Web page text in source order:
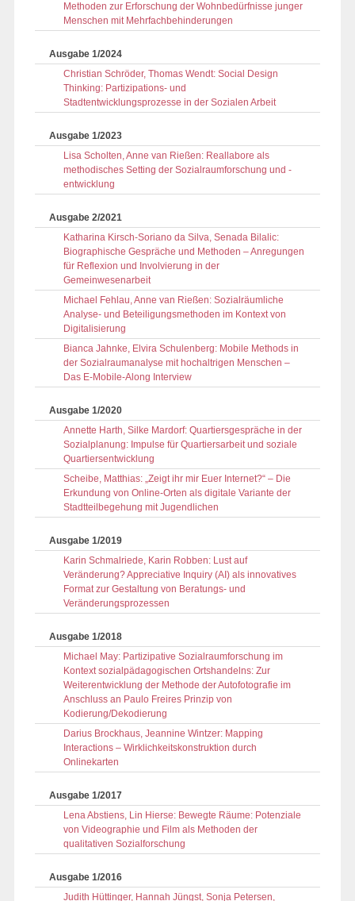
Methoden zur Erforschung der Wohnbedürfnisse junger
Menschen mit Mehrfachbehinderungen
Ausgabe 1/2024
Christian Schröder, Thomas Wendt: Social Design
Thinking: Partizipations- und
Stadtentwicklungsprozesse in der Sozialen Arbeit
Ausgabe 1/2023
Lisa Scholten, Anne van Rießen: Reallabore als
methodisches Setting der Sozialraumforschung und -
entwicklung
Ausgabe 2/2021
Katharina Kirsch-Soriano da Silva, Senada Bilalic:
Biographische Gespräche und Methoden – Anregungen
für Reflexion und Involvierung in der
Gemeinwesenarbeit
Michael Fehlau, Anne van Rießen: Sozialräumliche
Analyse- und Beteiligungsmethoden im Kontext von
Digitalisierung
Bianca Jahnke, Elvira Schulenberg: Mobile Methods in
der Sozialraumanalyse mit hochaltrigen Menschen –
Das E-Mobile-Along Interview
Ausgabe 1/2020
Annette Harth, Silke Mardorf: Quartiersgespräche in der
Sozialplanung: Impulse für Quartiersarbeit und soziale
Quartiersentwicklung
Scheibe, Matthias: „Zeigt ihr mir Euer Internet?“ – Die
Erkundung von Online-Orten als digitale Variante der
Stadtteilbegehung mit Jugendlichen
Ausgabe 1/2019
Karin Schmalriede, Karin Robben: Lust auf
Veränderung? Appreciative Inquiry (AI) als innovatives
Format zur Gestaltung von Beratungs- und
Veränderungs­prozessen
Ausgabe 1/2018
Michael May: Partizipative Sozialraumforschung im
Kontext sozialpädagogischen Ortshandelns: Zur
Weiterentwicklung der Methode der Autofotografie im
Anschluss an Paulo Freires Prinzip von
Kodierung/Dekodierung
Darius Brockhaus, Jeannine Wintzer: Mapping
Interactions – Wirklichkeitskonstruktion durch
Onlinekarten
Ausgabe 1/2017
Lena Abstiens, Lin Hierse: Bewegte Räume: Potenziale
von Videographie und Film als Methoden der
qualitativen Sozialforschung
Ausgabe 1/2016
Judith Hüttinger, Hannah Jüngst, Sonja Petersen,